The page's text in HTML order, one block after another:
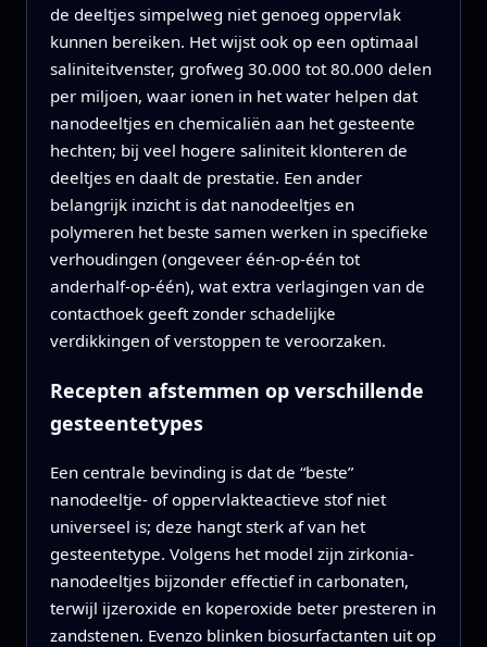
de deeltjes simpelweg niet genoeg oppervlak
kunnen bereiken. Het wijst ook op een optimaal
saliniteitvenster, grofweg 30.000 tot 80.000 delen
per miljoen, waar ionen in het water helpen dat
nanodeeltjes en chemicaliën aan het gesteente
hechten; bij veel hogere saliniteit klonteren de
deeltjes en daalt de prestatie. Een ander
belangrijk inzicht is dat nanodeeltjes en
polymeren het beste samen werken in specifieke
verhoudingen (ongeveer één-op-één tot
anderhalf-op-één), wat extra verlagingen van de
contacthoek geeft zonder schadelijke
verdikkingen of verstoppen te veroorzaken.
Recepten afstemmen op verschillende
gesteentetypes
Een centrale bevinding is dat de “beste”
nanodeeltje- of oppervlakteactieve stof niet
universeel is; deze hangt sterk af van het
gesteentetype. Volgens het model zijn zirkonia-
nanodeeltjes bijzonder effectief in carbonaten,
terwijl ijzeroxide en koperoxide beter presteren in
zandstenen. Evenzo blinken biosurfactanten uit op